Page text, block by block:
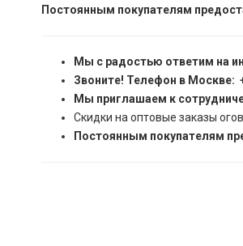
Постоянным покупателям
Мы с радостью ответим на
Звоните! Телефон в Москве:
Мы приглашаем к
Скидки на оптовые заказы
Постоянным покупателям